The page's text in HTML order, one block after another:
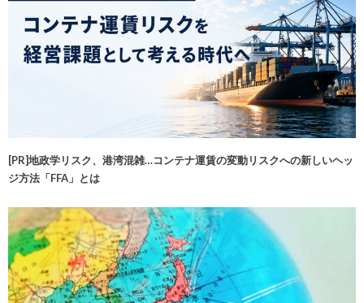
[PR]地政学リスク、港湾混雑…コンテナ運賃の変動リスクへの新しいヘッ
ジ方法「FFA」とは